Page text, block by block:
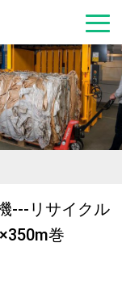
---リサイクル
巻